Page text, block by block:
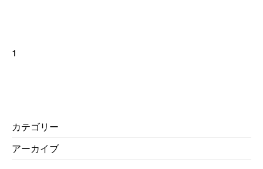
1
カテゴリー
アーカイブ